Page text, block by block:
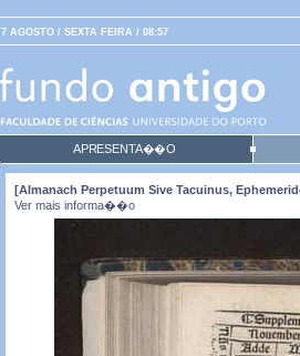
7 AGOSTO / SEXTA FEIRA / 08:57
APRESENTA��O
[Almanach Perpetuum Sive Tacuinus,
Ver mais informa��o